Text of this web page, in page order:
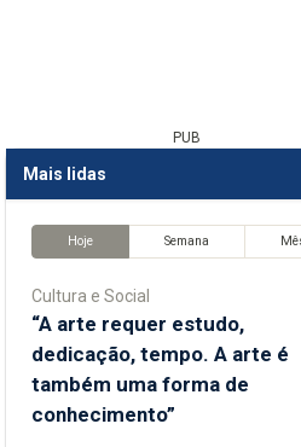
PUB
Mais lidas
Hoje Semana
Cultura e Social
“A arte requer estudo,
dedicação, tempo. A arte é
também uma forma de
conhecimento”